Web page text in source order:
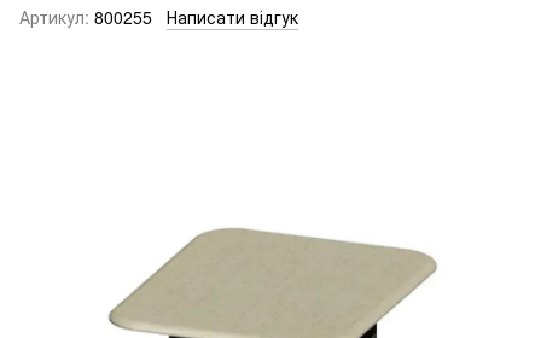
Артикул: 800255 Написати відгук